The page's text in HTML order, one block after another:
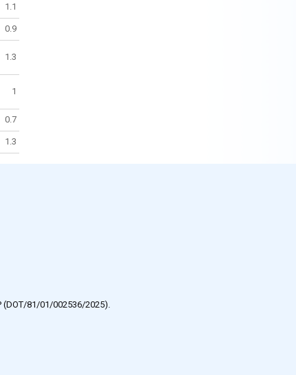
1.1
0.9
1.3
1
0.7
1.3
81/01/002536/2025).